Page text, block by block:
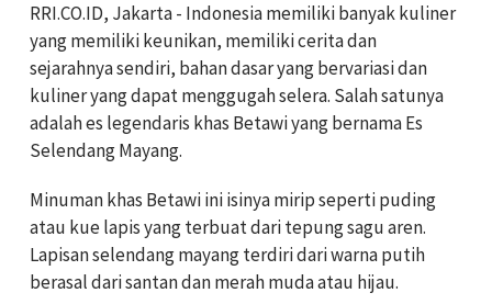
RRI.CO.ID, Jakarta - Indonesia memiliki banyak kuliner
yang memiliki keunikan, memiliki cerita dan
sejarahnya sendiri, bahan dasar yang bervariasi dan
kuliner yang dapat menggugah selera. Salah satunya
adalah es legendaris khas Betawi yang bernama Es
Selendang Mayang.
Minuman khas Betawi ini isinya mirip seperti puding
atau kue lapis yang terbuat dari tepung sagu aren.
Lapisan selendang mayang terdiri dari warna putih
berasal dari santan dan merah muda atau hijau.